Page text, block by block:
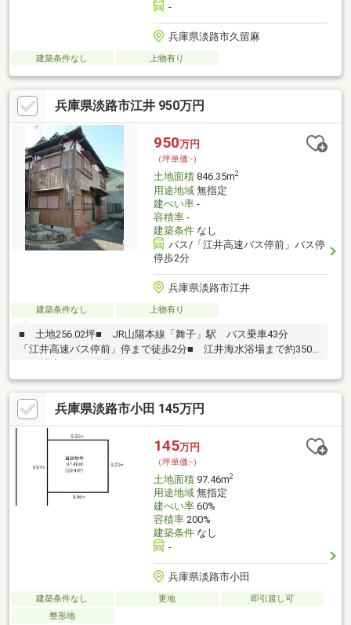
-
兵庫県淡路市久留麻
建築条件なし 上物有り
兵庫県淡路市江井 950万円
950万円
（坪単価:-）
土地面積846.35m2
用途地域無指定
建ぺい率-
容積率-
建築条件なし
バス/「江井高速バス停前」バス停
停歩2分
兵庫県淡路市江井
建築条件なし 上物有り
■ 土地256.02坪■ JR山陽本線「舞子」駅 バス乗車43分
「江井高速バス停前」停まで徒歩2分■ 江井海水浴場まで約350
ｍ☆徒歩5分■ 現状でのお引渡しとなります。
兵庫県淡路市小田 145万円
145万円
（坪単価:-）
土地面積97.46m2
用途地域無指定
建ぺい率60%
容積率200%
建築条件なし
-
兵庫県淡路市小田
建築条件なし 更地
即引渡し可
整形地